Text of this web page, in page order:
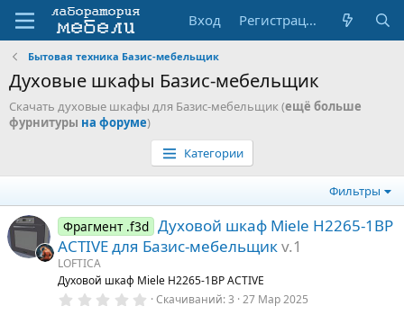
Вход Регистрация
Бытовая техника Базис-мебельщик
Духовые шкафы Базис-мебельщик
Скачать духовые шкафы для Базис-мебельщик (ещё больше
фурнитуры на форуме)
Категории
Фильтры
Фрагмент .f3d Духовой шкаф Miele H2265-1BP
ACTIVE для Базис-мебельщикv.1
LOFTICA
Духовой шкаф Miele H2265-1BP ACTIVE
0Скачиваний 3 27 Мар 2025